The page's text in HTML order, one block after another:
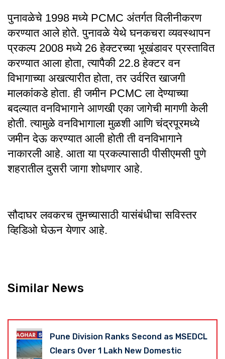
पुनावळेचे 1998 मध्ये PCMC अंतर्गत विलीनीकरण
करण्यात आले होते. पुनावळे येथे घनकचरा व्यवस्थापन
प्रकल्प 2008 मध्ये 26 हेक्टरच्या भूखंडावर प्रस्तावित
करण्यात आला होता, त्यापैकी 22.8 हेक्टर वन
विभागाच्या अखत्यारीत होता, तर उर्वरित खाजगी
मालकांकडे होता. ही जमीन PCMC ला देण्याच्या
बदल्यात वनविभागाने आणखी एका जागेची मागणी केली
होती. त्यामुळे वनविभागाला मुळशी आणि चंद्रपूरमध्ये
जमीन देऊ करण्यात आली होती ती वनविभागाने
नाकारली आहे. आता या प्रकल्पासाठी पीसीएमसी पुणे
शहरातील दुसरी जागा शोधणार आहे.
सौदाघर लवकरच तुमच्यासाठी यासंबंधीचा सविस्तर
व्हिडिओ घेऊन येणार आहे.
Similar News
Pune Division Ranks Second as MSEDCL
Clears Over 1 Lakh New Domestic